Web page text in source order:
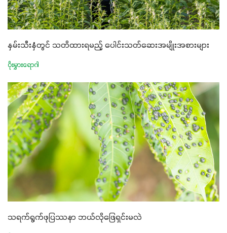
နှမ်းသီးနှံတွင် သတိထားရမည့် ပေါင်းသတ်ဆေးအမျိုးအစားများ
ပိုးမွှားရောဂါ
သရက်ရွက်ဖုပြဿနာ ဘယ်လိုဖြေရှင်းမလဲ